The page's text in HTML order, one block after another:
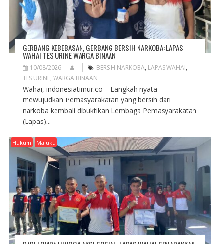
GERBANG KEBEBASAN, GERBANG BERSIH NARKOBA: LAPAS
WAHAI TES URINE WARGA BINAAN
10/08/2026 BERSIH NARKOBA, LAPAS WAHAI,
TES URINE, WARGA BINAAN
Wahai, indonesiatimur.co – Langkah nyata
mewujudkan Pemasyarakatan yang bersih dari
narkoba kembali dibuktikan Lembaga Pemasyarakatan
(Lapas)...
Hukum Maluku